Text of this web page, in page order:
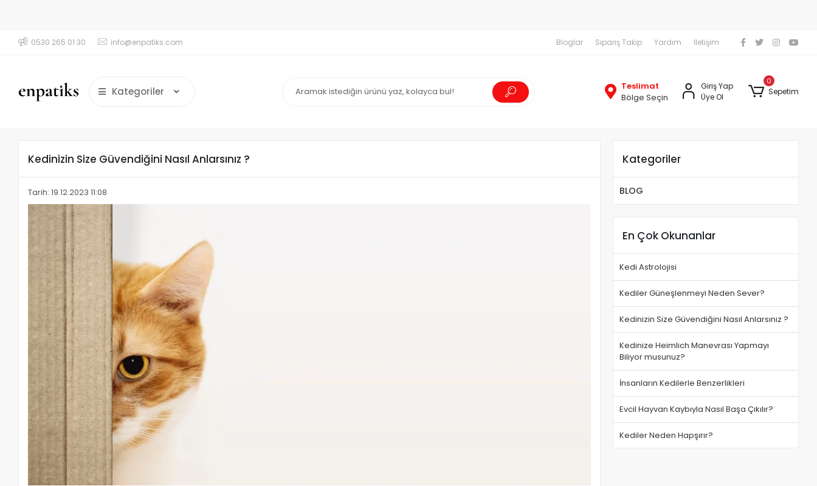
2000₺ ve üzeri
0530 265 01 30 info@enpatiks.com Bloglar Sipariş Takip Yardım İletişim
Kategoriler
Teslimat
Bölge Seçin
Giriş Yap
Üye Ol
0
Sepetim
Kedinizin Size Güvendiğini Nasıl Anlarsınız ?
Tarih: 19.12.2023 11:08
Kategoriler
BLOG
En Çok Okunanlar
Kedi Astrolojisi
Kediler Güneşlenmeyi Neden Sever?
Kedinizin Size Güvendiğini Nasıl Anlarsınız ?
Kedinize Heimlich Manevrası Yapmayı
Biliyor musunuz?
İnsanların Kedilerle Benzerlikleri
Evcil Hayvan Kaybıyla Nasıl Başa Çıkılır?
Kediler Neden Hapşırır?